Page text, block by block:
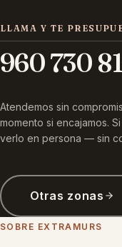
LLAMA Y TE
960 730
Atendemos sin
momento si encajamos.
verlo en persona — sin
Otras zonas
SOBRE EXTRAMURS